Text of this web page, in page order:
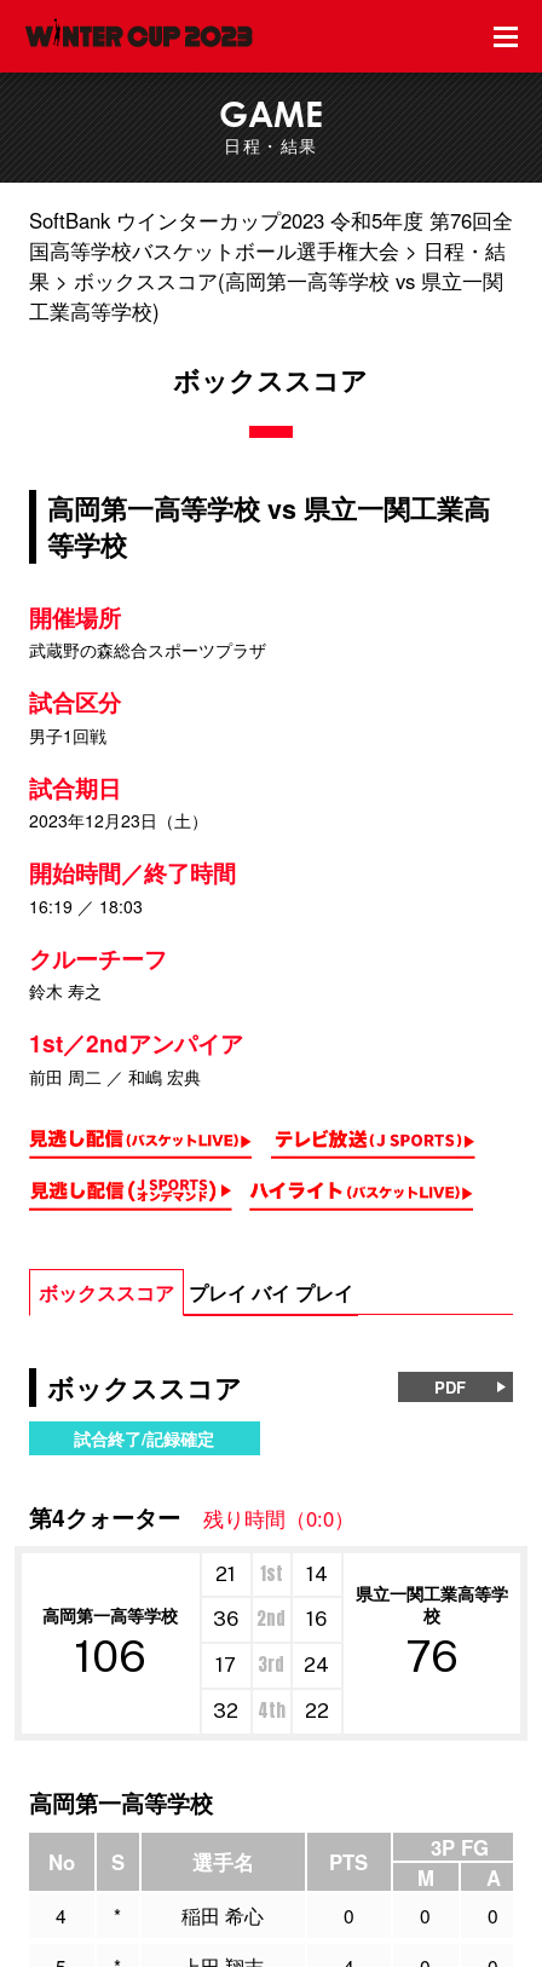
GAME
日程・結果
SoftBank ウインターカップ2023 令和5年度 第76回全
国高等学校バスケットボール選手権大会
日程・結
果
ボックススコア(高岡第一高等学校 vs 県立一関
工業高等学校)
ボックススコア
高岡第一高等学校 vs 県立一関工業高
等学校
開催場所
武蔵野の森総合スポーツプラザ
試合区分
男子1回戦
試合期日
2023年12月23日（土）
開始時間／終了時間
16:19 ／ 18:03
クルーチーフ
鈴木 寿之
1st／2ndアンパイア
前田 周二 ／ 和嶋 宏典
ボックススコア プレイ バイ プレイ
ボックススコア PDF
試合終了/記録確定
第4クォーター 残り時間（0:0）
高岡第一高等学校
106
21 1st 14
県立一関工業高等学
校
76
36 2nd
16
17
3rd
24
32
4th 22
高岡第一高等学校
No S 選手名 PTS
3P FG
M
A
4 * 稲田 希心 0 0
0